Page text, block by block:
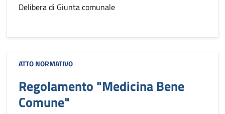
Delibera di Giunta comunale
ATTO NORMATIVO
Regolamento "Medicina Bene
Comune"